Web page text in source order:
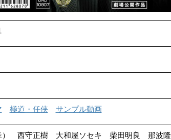
極道・任侠 サンプル動画
） 西守正樹 大和屋ソセキ 柴田明良 那波隆